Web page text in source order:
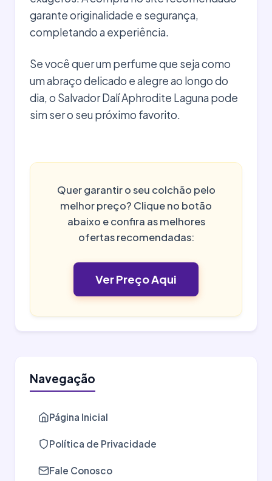
garante originalidade e segurança,
completando a experiência.
Se você quer um perfume que seja como
um abraço delicado e alegre ao longo do
dia, o Salvador Dalí Aphrodite Laguna pode
sim ser o seu próximo favorito.
Quer garantir o seu colchão pelo
melhor preço? Clique no botão
abaixo e confira as melhores
ofertas recomendadas:
Ver Preço Aqui
Navegação
Página Inicial
Política de Privacidade
Fale Conosco